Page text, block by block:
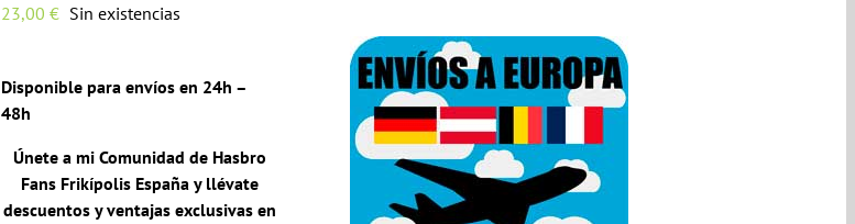
23,00 € Sin existencias
Disponible para envíos en 24h –
48h
Únete a mi Comunidad de Hasbro
Fans Frikípolis España y llévate
descuentos y ventajas exclusivas en